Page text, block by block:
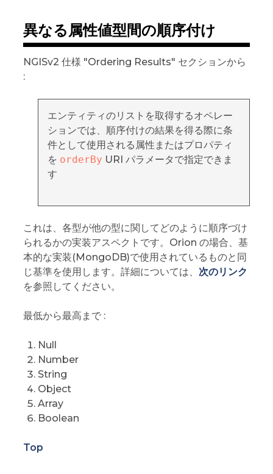
異なる属性値型間の順序付け
NGISv2 仕様 "Ordering Results" セクションから
:
エンティティのリストを取得するオペレー
ションでは、順序付けの結果を得る際に条
件として使用される属性またはプロパティ
を orderBy URI パラメータで指定できま
す
これは、各型が他の型に関してどのように順序づけ
られるかの実装アスペクトです。Orion の場合、基
本的な実装(MongoDB)で使用されているものと同
じ基準を使用します。詳細については、 次のリンク
を参照してください。
最低から最高まで :
Null
Number
String
Object
Array
Boolean
Top